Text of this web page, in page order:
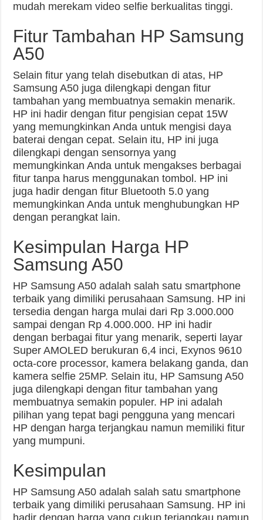
mudah merekam video selfie berkualitas tinggi.
Fitur Tambahan HP Samsung
A50
Selain fitur yang telah disebutkan di atas, HP
Samsung A50 juga dilengkapi dengan fitur
tambahan yang membuatnya semakin menarik.
HP ini hadir dengan fitur pengisian cepat 15W
yang memungkinkan Anda untuk mengisi daya
baterai dengan cepat. Selain itu, HP ini juga
dilengkapi dengan sensornya yang
memungkinkan Anda untuk mengakses berbagai
fitur tanpa harus menggunakan tombol. HP ini
juga hadir dengan fitur Bluetooth 5.0 yang
memungkinkan Anda untuk menghubungkan HP
dengan perangkat lain.
Kesimpulan Harga HP
Samsung A50
HP Samsung A50 adalah salah satu smartphone
terbaik yang dimiliki perusahaan Samsung. HP ini
tersedia dengan harga mulai dari Rp 3.000.000
sampai dengan Rp 4.000.000. HP ini hadir
dengan berbagai fitur yang menarik, seperti layar
Super AMOLED berukuran 6,4 inci, Exynos 9610
octa-core processor, kamera belakang ganda, dan
kamera selfie 25MP. Selain itu, HP Samsung A50
juga dilengkapi dengan fitur tambahan yang
membuatnya semakin populer. HP ini adalah
pilihan yang tepat bagi pengguna yang mencari
HP dengan harga terjangkau namun memiliki fitur
yang mumpuni.
Kesimpulan
HP Samsung A50 adalah salah satu smartphone
terbaik yang dimiliki perusahaan Samsung. HP ini
hadir dengan harga yang cukup terjangkau namun